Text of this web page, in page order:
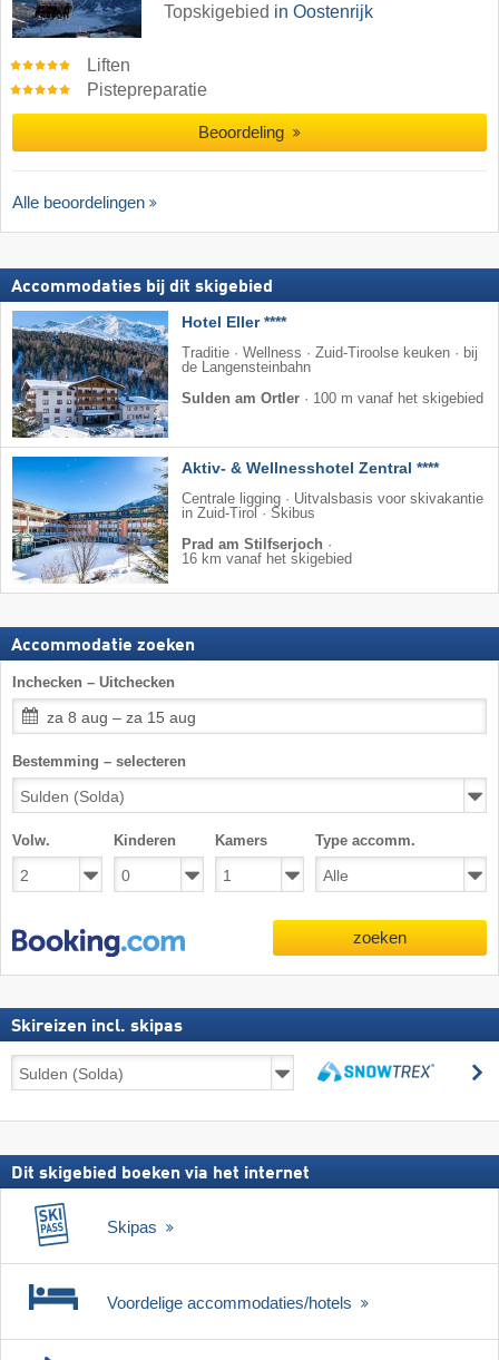
Topskigebied in Oostenrijk
Liften
Pistepreparatie
Beoordeling
Alle beoordelingen
Accommodaties bij dit skigebied
Hotel Eller ****
Traditie · Wellness · Zuid-Tiroolse keuken · bij
de Langensteinbahn
Sulden am Ortler · 100 m vanaf het skigebied
Aktiv- & Wellnesshotel Zentral ****
Centrale ligging · Uitvalsbasis voor skivakantie
in Zuid-Tirol · Skibus
Prad am Stilfserjoch ·
16 km vanaf het skigebied
Accommodatie zoeken
Inchecken – Uitchecken
za 8 aug – za 15 aug
Bestemming – selecteren
Volw. Kinderen Kamers Type accomm.
zoeken
Skireizen incl. skipas
Skireizen
incl.
Dit skigebied boeken via het internet
Skipas
Voordelige accommodaties/hotels